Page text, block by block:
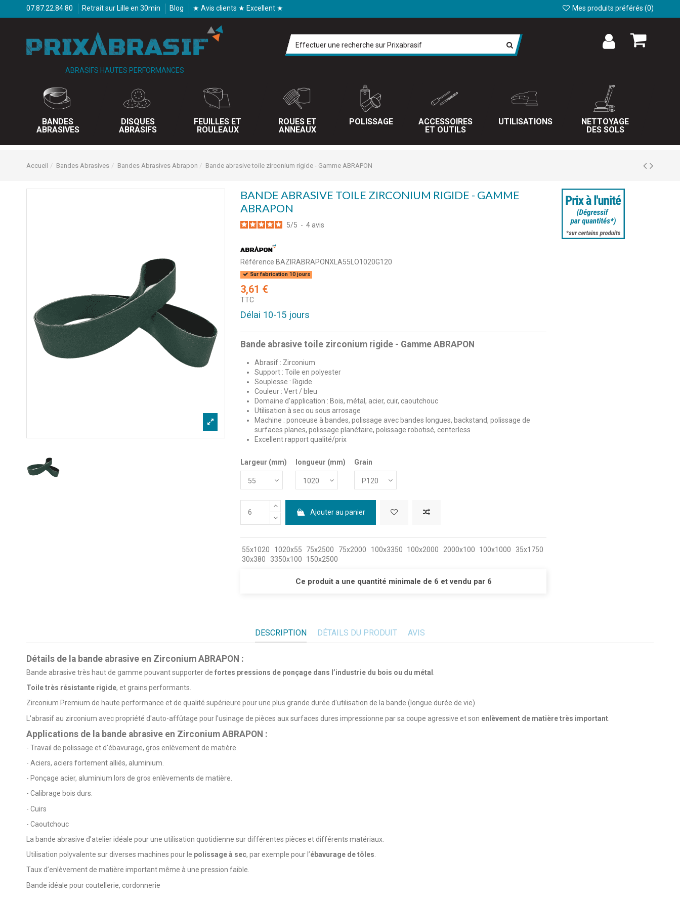
07.87.22.84.80 Retrait sur Lille en 30min Blog ★ Avis clients ★ Excellent ★ Mes produits préférés (0)
ABRASIFS HAUTES PERFORMANCES
BANDES
ABRASIVES
DISQUES
ABRASIFS
FEUILLES ET
ROULEAUX
ROUES ET
ANNEAUX
POLISSAGE
ACCESSOIRES
ET OUTILS
UTILISATIONS
NETTOYAGE
DES SOLS
Accueil Bandes Abrasives Bandes Abrasives Abrapon Bande abrasive toile zirconium rigide - Gamme ABRAPON
BANDE ABRASIVE TOILE ZIRCONIUM RIGIDE - GAMME
ABRAPON
5/5 - 4 avis
Référence BAZIRABRAPONXLA55LO1020G120
Sur fabrication 10 jours
3,61 €
TTC
Délai 10-15 jours
Bande abrasive toile zirconium rigide - Gamme ABRAPON
Abrasif : Zirconium
Support : Toile en polyester
Souplesse : Rigide
Couleur : Vert / bleu
Domaine d'application : Bois, métal, acier, cuir, caoutchouc
Utilisation à sec ou sous arrosage
Machine : ponceuse à bandes, polissage avec bandes longues, backstand, polissage de
surfaces planes, polissage planétaire, polissage robotisé, centerless
Excellent rapport qualité/prix
Largeur (mm) longueur (mm) Grain
Ajouter au panier
55x1020 1020x55 75x2500 75x2000 100x3350 100x2000 2000x100 100x1000
35x1750
30x380
3350x100 150x2500
Ce produit a une quantité minimale de 6 et vendu par 6
DESCRIPTION DÉTAILS DU PRODUIT AVIS
Détails de la bande abrasive en Zirconium ABRAPON :
Bande abrasive très haut de gamme pouvant supporter de fortes pressions de ponçage dans l’industrie du bois ou du métal
Toile très résistante rigide, et grains performants.
Zirconium Premium de haute performance et de qualité supérieure pour une plus grande durée d'utilisation de la bande (longue durée de vie).
L'abrasif au zirconium avec propriété d'auto-affûtage pour l'usinage de pièces aux surfaces dures impressionne par sa coupe agressive et son enlèvement de matière très important
Applications de la bande abrasive en Zirconium ABRAPON :
- Travail de polissage et d'ébavurage, gros enlèvement de matière.
- Aciers, aciers fortement alliés, aluminium.
- Ponçage acier, aluminium lors de gros enlèvements de matière.
- Calibrage bois durs.
- Cuirs
- Caoutchouc
La bande abrasive d’atelier idéale pour une utilisation quotidienne sur différentes pièces et différents matériaux.
Utilisation polyvalente sur diverses machines pour le polissage à sec, par exemple pour l’ébavurage de tôles
Taux d’enlèvement de matière important même à une pression faible.
Bande idéale pour coutellerie, cordonnerie